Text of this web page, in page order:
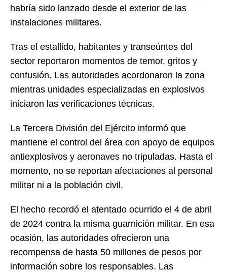
habría sido lanzado desde el exterior de las
instalaciones militares.
Tras el estallido, habitantes y transeúntes del
sector reportaron momentos de temor, gritos y
confusión. Las autoridades acordonaron la zona
mientras unidades especializadas en explosivos
iniciaron las verificaciones técnicas.
La Tercera División del Ejército informó que
mantiene el control del área con apoyo de equipos
antiexplosivos y aeronaves no tripuladas. Hasta el
momento, no se reportan afectaciones al personal
militar ni a la población civil.
El hecho recordó el atentado ocurrido el 4 de abril
de 2024 contra la misma guarnición militar. En esa
ocasión, las autoridades ofrecieron una
recompensa de hasta 50 millones de pesos por
información sobre los responsables. Las